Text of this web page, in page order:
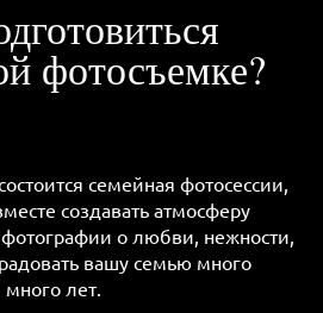
фотосъемке?
семейная фотосессии,
создавать атмосферу
о любви, нежности,
вашу семью много
много лет.